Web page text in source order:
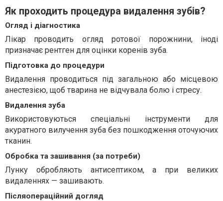
Як проходить процедура видалення зубів?
Огляд і діагностика
Лікар проводить огляд ротової порожнини, іноді
призначає рентген для оцінки коренів зуба.
Підготовка до процедури
Видалення проводиться під загальною або місцевою
анестезією, щоб тварина не відчувала болю і стресу.
Видалення зуба
Використовуються спеціальні інструменти для
акуратного вилучення зуба без пошкодження оточуючих
тканин.
Обробка та зашивання (за потреби)
Лунку обробляють антисептиком, а при великих
видаленнях — зашивають.
Післяопераційний догляд